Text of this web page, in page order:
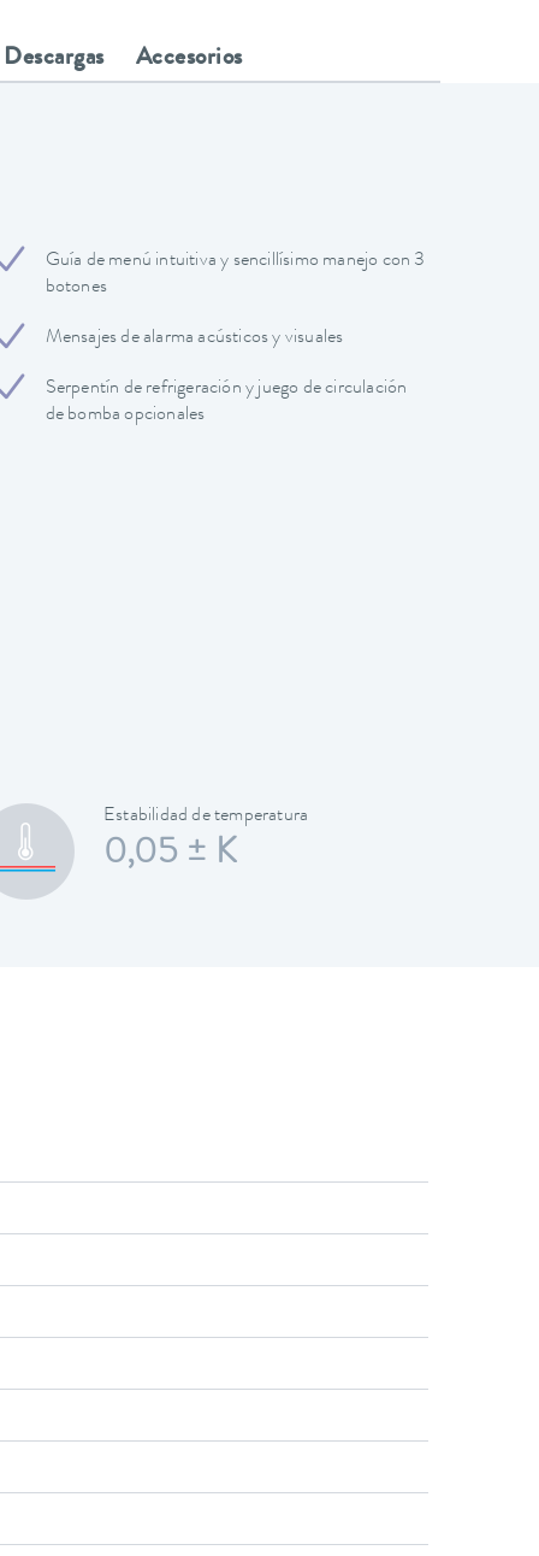
Descargas Accesorios
Guía de menú intuitiva y sencillísimo manejo con 3
botones
Mensajes de alarma acústicos y visuales
Serpentín de refrigeración y juego de circulación
de bomba opcionales
Estabilidad de temperatura
0,05 ± K